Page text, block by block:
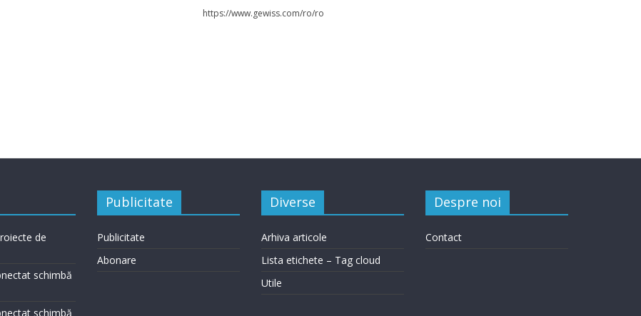
https://www.gewiss.com/ro/ro
de
schimbă
schimbă
Publicitate
Publicitate
Abonare
Diverse
Arhiva articole
Lista etichete – Tag cloud
Utile
Despre noi
Contact